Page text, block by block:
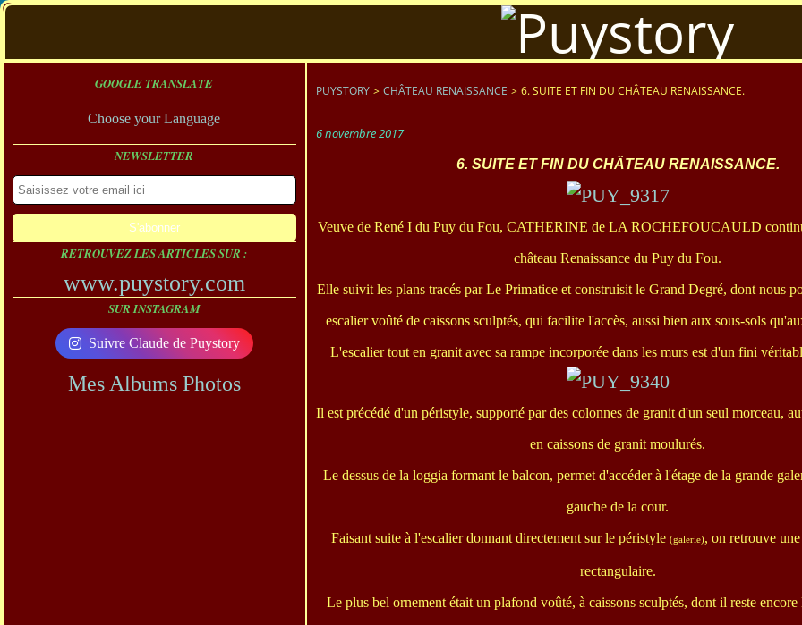
GOOGLE TRANSLATE
Choose your Language
NEWSLETTER
RETROUVEZ LES ARTICLES SUR :
www.puystory.com
SUR INSTAGRAM
Suivre Claude de Puystory
Mes Albums Photos
PUYSTORY > CHÂTEAU RENAISSANCE > 6. SUITE ET FIN DU CHÂTEAU RENAISSANCE.
6 novembre 2017
6. SUITE ET FIN DU CHÂTEAU RENAISSANCE.
Veuve de René I du Puy du Fou, CATHERINE de LA ROCHEFOUCAULD
château Renaissance du Puy du Fou.
Elle suivit les plans tracés par Le Primatice et construisit le Grand Degré, dont nous
escalier voûté de caissons sculptés, qui facilite l'accès, aussi bien aux sous-sols
L'escalier tout en granit avec sa rampe incorporée dans les murs est d'un fini
Il est précédé d'un péristyle, supporté par des colonnes de granit d'un seul morceau,
en caissons de granit moulurés.
Le dessus de la loggia formant le balcon, permet d'accéder à l'étage de la grande
gauche de la cour.
Faisant suite à l'escalier donnant directement sur le péristyle (galerie), on retrouve
rectangulaire.
Le plus bel ornement était un plafond voûté, à caissons sculptés, dont il reste encore